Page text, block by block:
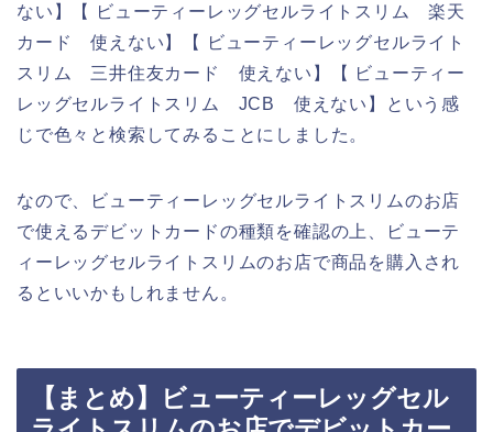
ない】【 ビューティーレッグセルライトスリム 楽天
カード 使えない】【 ビューティーレッグセルライト
スリム 三井住友カード 使えない】【 ビューティー
レッグセルライトスリム JCB 使えない】という感
じで色々と検索してみることにしました。
なので、ビューティーレッグセルライトスリムのお店
で使えるデビットカードの種類を確認の上、ビューテ
ィーレッグセルライトスリムのお店で商品を購入され
るといいかもしれません。
【まとめ】ビューティーレッグセル